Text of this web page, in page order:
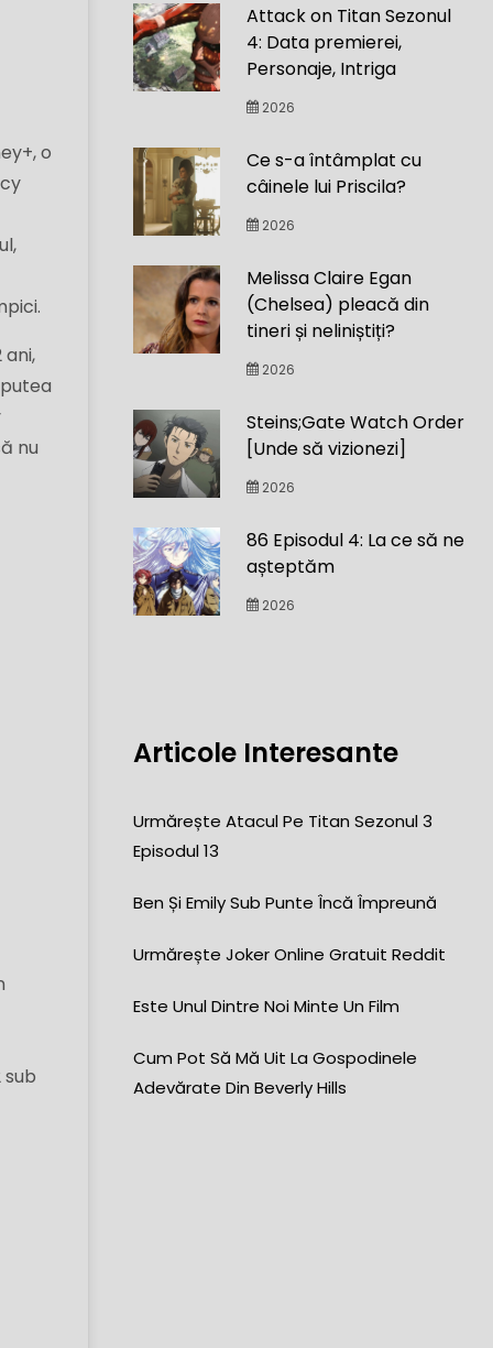
o
nu
Attack on Titan Sezonul
4: Data premierei,
Personaje, Intriga
2026
Ce s-a întâmplat cu
câinele lui Priscila?
2026
Melissa Claire Egan
(Chelsea) pleacă din
tineri și neliniștiți?
2026
Steins;Gate Watch Order
[Unde să vizionezi]
2026
86 Episodul 4: La ce să ne
așteptăm
2026
Articole Interesante
Urmărește Atacul Pe Titan Sezonul 3
Episodul 13
Ben Și Emily Sub Punte Încă Împreună
Urmărește Joker Online Gratuit Reddit
Este Unul Dintre Noi Minte Un Film
Cum Pot Să Mă Uit La Gospodinele
Adevărate Din Beverly Hills